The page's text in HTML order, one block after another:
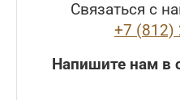
Связаться с
+7 (812)
Напишите нам в